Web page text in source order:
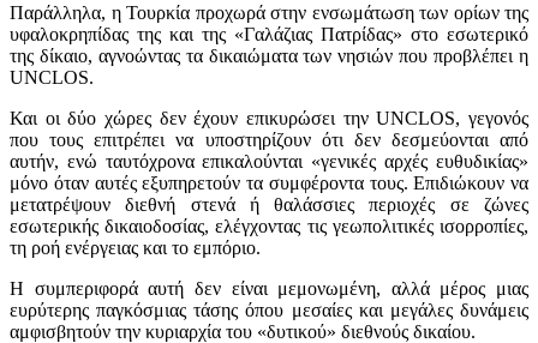
Παράλληλα, η Τουρκία προχωρά στην ενσωμάτωση των ορίων της
υφαλοκρηπίδας της και της «Γαλάζιας Πατρίδας» στο εσωτερικό
της δίκαιο, αγνοώντας τα δικαιώματα των νησιών που προβλέπει η
UNCLOS.
Και οι δύο χώρες δεν έχουν επικυρώσει την UNCLOS, γεγονός
που τους επιτρέπει να υποστηρίζουν ότι δεν δεσμεύονται από
αυτήν, ενώ ταυτόχρονα επικαλούνται «γενικές αρχές ευθυδικίας»
μόνο όταν αυτές εξυπηρετούν τα συμφέροντα τους. Επιδιώκουν να
μετατρέψουν διεθνή στενά ή θαλάσσιες περιοχές σε ζώνες
εσωτερικής δικαιοδοσίας, ελέγχοντας τις γεωπολιτικές ισορροπίες,
τη ροή ενέργειας και το εμπόριο.
Η συμπεριφορά αυτή δεν είναι μεμονωμένη, αλλά μέρος μιας
ευρύτερης παγκόσμιας τάσης όπου μεσαίες και μεγάλες δυνάμεις
αμφισβητούν την κυριαρχία του «δυτικού» διεθνούς δικαίου.